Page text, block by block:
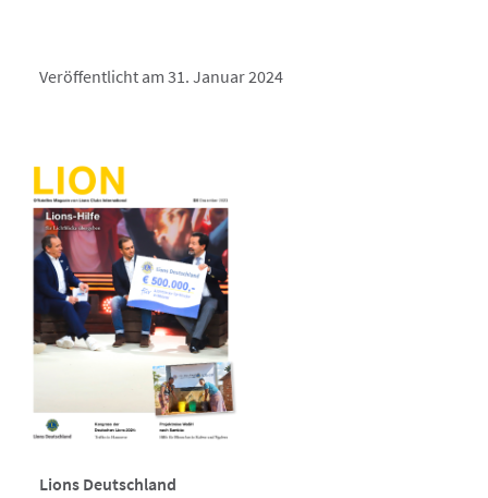
Veröffentlicht am 31. Januar 2024
Lions Deutschland